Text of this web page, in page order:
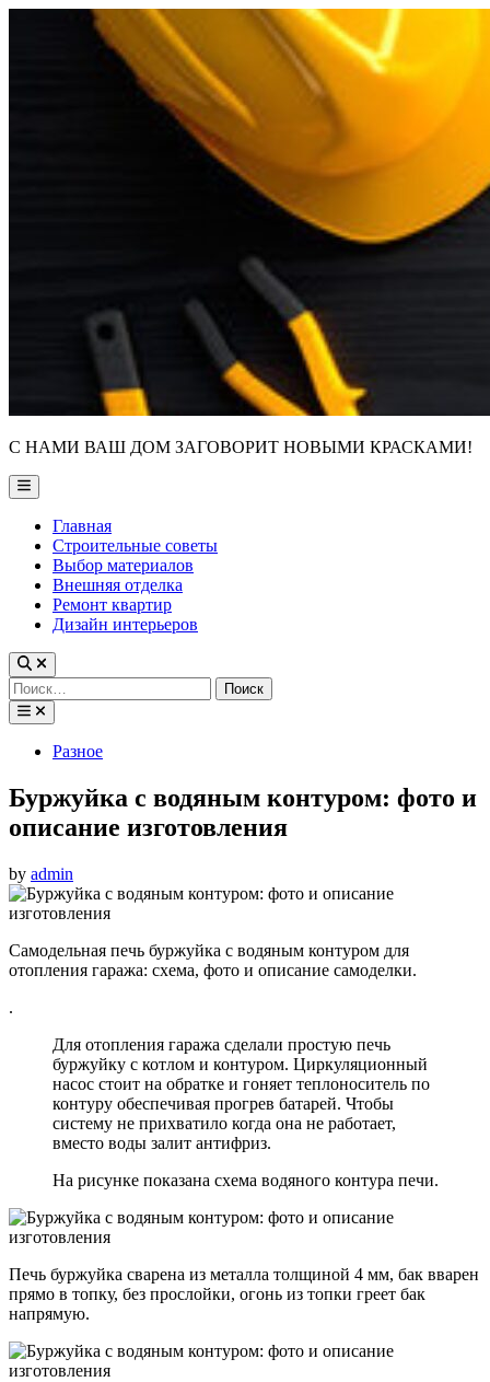
С НАМИ ВАШ ДОМ ЗАГОВОРИТ НОВЫМИ КРАСКАМИ!
Main
Menu
Главная
Строительные советы
Выбор материалов
Внешняя отделка
Ремонт квартир
Дизайн интерьеров
Найти:
PostedРазное
Буржуйка с водяным контуром: фото и
описание изготовления
by admin
Самодельная печь буржуйка с водяным контуром для
отопления гаража: схема, фото и описание самоделки.
.
Для отопления гаража сделали простую печь
буржуйку с котлом и контуром. Циркуляционный
насос стоит на обратке и гоняет теплоноситель по
контуру обеспечивая прогрев батарей. Чтобы
систему не прихватило когда она не работает,
вместо воды залит антифриз.
На рисунке показана схема водяного контура печи.
Печь буржуйка сварена из металла толщиной 4 мм, бак вварен
прямо в топку, без прослойки, огонь из топки греет бак
напрямую.